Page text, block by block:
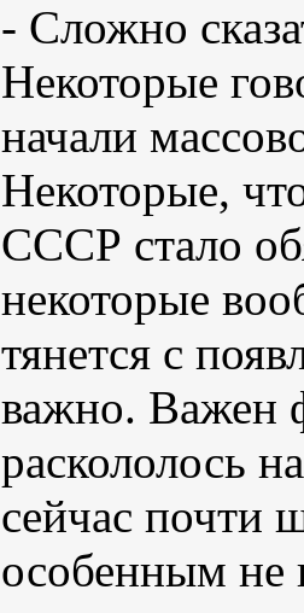
- Сложно
Некоторые
начали
Некоторые,
СССР стало
некоторые
тянется с
важно. Важен
раскололось
сейчас почти
особенным не